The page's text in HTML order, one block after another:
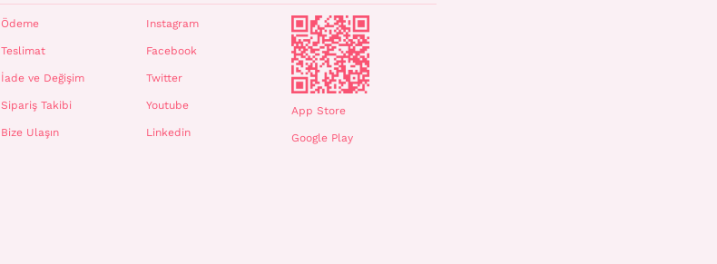
Ödeme
Teslimat
İade ve Değişim
Sipariş Takibi
Bize Ulaşın
Instagram
Facebook
Twitter
Youtube
Linkedin
App Store
Google Play